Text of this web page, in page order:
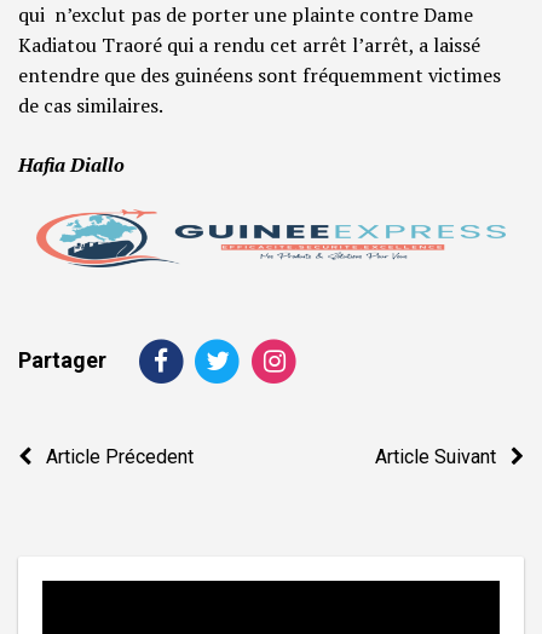
qui n’exclut pas de porter une plainte contre Dame
Kadiatou Traoré qui a rendu cet arrêt l’arrêt, a laissé
entendre que des guinéens sont fréquemment victimes
de cas similaires.
Hafia Diallo
Partager
Navigation
Article Précedent Article Suivant